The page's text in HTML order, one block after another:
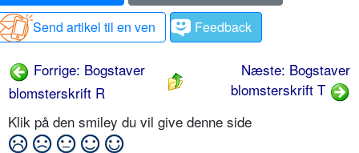
Send artikel til en ven
Feedback
Forrige: Bogstaver
blomsterskrift R
Næste: Bogstaver
blomsterskrift T
Klik på den smiley du vil give denne side